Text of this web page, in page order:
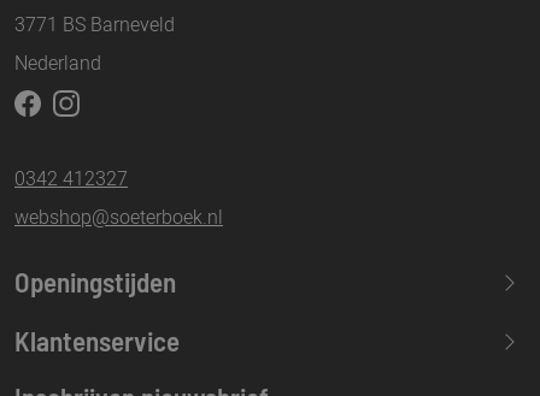
3771 BS Barneveld
Nederland
0342 412327
webshop@soeterboek.nl
Openingstijden
Maandag
13.30-17.30
Klantenservice